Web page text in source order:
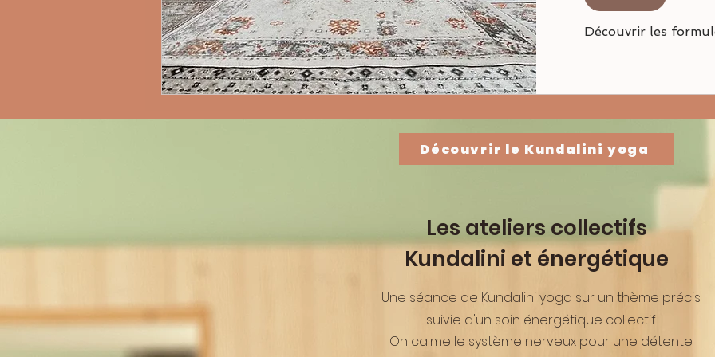
Découvrir les
Découvrir le Kundalini yoga
Les ateliers collectifs
Kundalini et énergétique
Une séance de Kundalini yoga sur un thème précis
suivie d'un soin énergétique collectif.
On calme le système nerveux pour une détente